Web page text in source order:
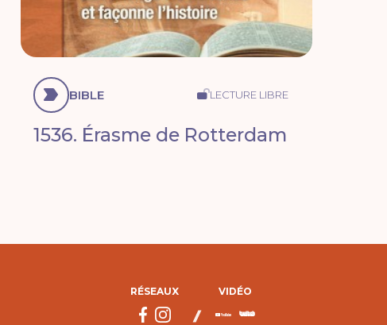
BIBLE LECTURE LIBRE
1536. Érasme de Rotterdam
RÉSEAUX VIDÉO